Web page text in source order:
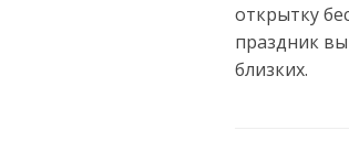
открытку
праздник
близких.